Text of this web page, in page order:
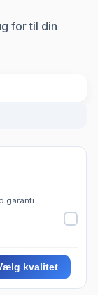
for til din
garanti.
kvalitet